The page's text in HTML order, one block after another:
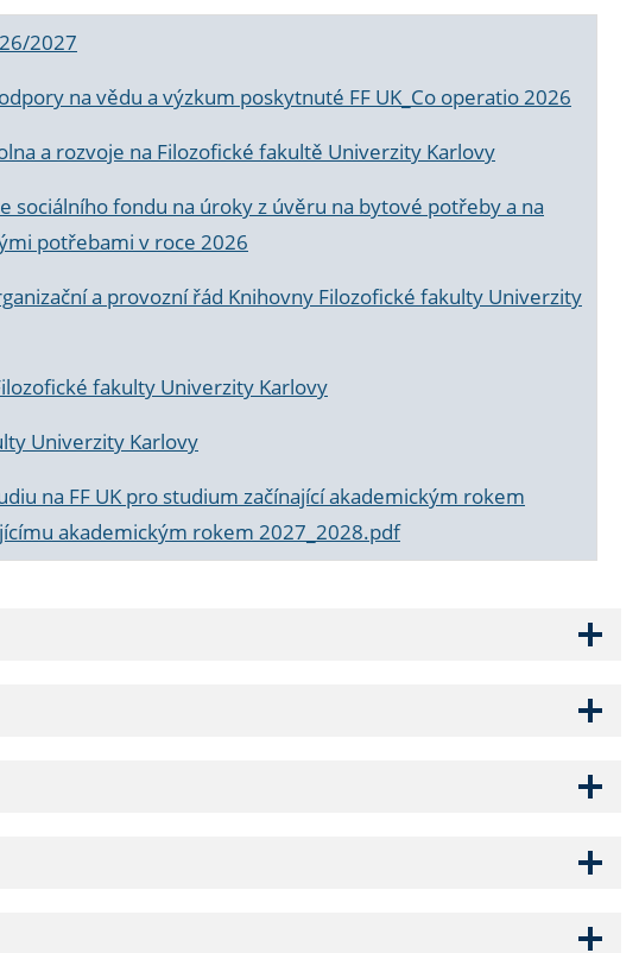
2027
na vědu a výzkum poskytnuté FF UK_Co operatio 2026
a rozvoje na Filozofické fakultě Univerzity Karlovy
sociálního fondu na úroky z úvěru na bytové potřeby a na
potřebami v roce 2026
a provozní řád Knihovny Filozofické fakulty Univerzity
fakulty Univerzity Karlovy
Univerzity Karlovy
na FF UK pro studium začínající akademickým rokem
akademickým rokem 2027_2028.pdf